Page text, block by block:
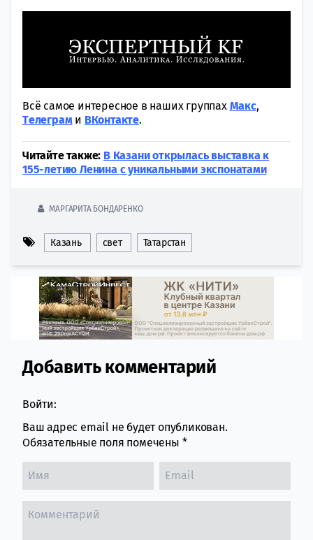
Всё самое интересное в наших группах Макс,
Tелеграми ВКонтакте.
Читайте также: В Казани открылась выставка к
155-летию Ленина с уникальными экспонатами
МАРГАРИТА БОНДАРЕНКО
Казань свет Татарстан
Comment section
Добавить комментарий
Войти:
Ваш адрес email не будет опубликован.
Обязательные поля помечены *